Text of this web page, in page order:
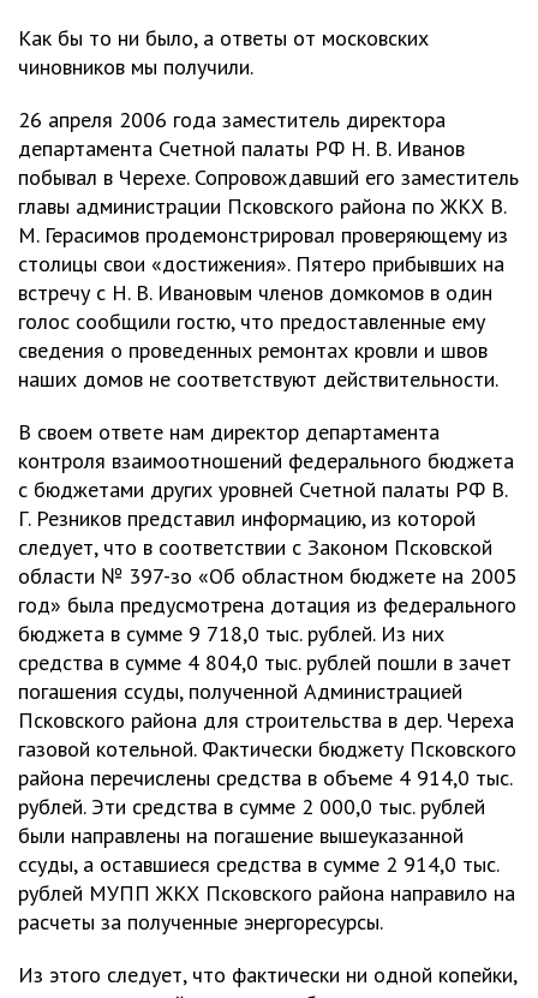
Как бы то ни было, а ответы от московских
чиновников мы получили.
26 апреля 2006 года заместитель директора
департамента Счетной палаты РФ Н. В. Иванов
побывал в Черехе. Сопровождавший его заместитель
главы администрации Псковского района по ЖКХ В.
М. Герасимов продемонстрировал проверяющему из
столицы свои «достижения». Пятеро прибывших на
встречу с Н. В. Ивановым членов домкомов в один
голос сообщили гостю, что предоставленные ему
сведения о проведенных ремонтах кровли и швов
наших домов не соответствуют действительности.
В своем ответе нам директор департамента
контроля взаимоотношений федерального бюджета
с бюджетами других уровней Счетной палаты РФ В.
Г. Резников представил информацию, из которой
следует, что в соответствии с Законом Псковской
области № 397-зо «Об областном бюджете на 2005
год» была предусмотрена дотация из федерального
бюджета в сумме 9 718,0 тыс. рублей. Из них
средства в сумме 4 804,0 тыс. рублей пошли в зачет
погашения ссуды, полученной Администрацией
Псковского района для строительства в дер. Череха
газовой котельной. Фактически бюджету Псковского
района перечислены средства в объеме 4 914,0 тыс.
рублей. Эти средства в сумме 2 000,0 тыс. рублей
были направлены на погашение вышеуказанной
ссуды, а оставшиеся средства в сумме 2 914,0 тыс.
рублей МУПП ЖКХ Псковского района направило на
расчеты за полученные энергоресурсы.
Из этого следует, что фактически ни одной копейки,